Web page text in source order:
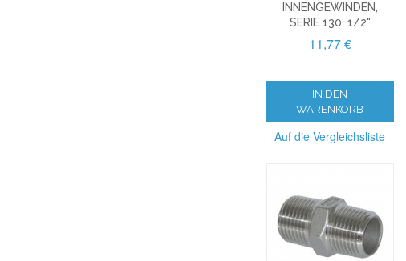
INNENGEWINDEN,
SERIE 130, 1/2"
11,77 €
IN DEN
WARENKORB
Auf die Vergleichsliste